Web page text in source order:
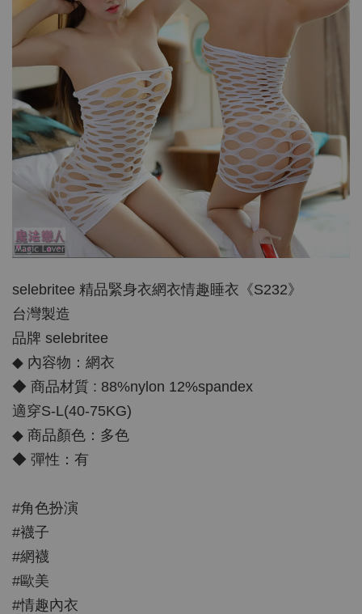
selebritee 精品緊身衣網衣情趣睡衣《S232》
台灣製造
品牌 selebritee
◆ 內容物：網衣
◆ 商品材質 : 88%nylon 12%spandex
適穿S-L(40-75KG)
◆ 商品顏色：多色
◆ 彈性：有
#角色扮演
#襪子
#網襪
#歐美
#情趣內衣